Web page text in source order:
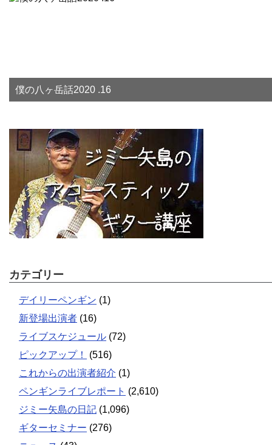
僕の八ヶ岳話2020 .16
カテゴリー
デイリーペンギン (1)
新登場出演者 (16)
ライブスケジュール (72)
ピックアップ！
(516)
これからの出演者紹介 (1)
ペンギンライブレポート (2,610)
ジミー矢島の日記 (1,096)
ギターセミナー (276)